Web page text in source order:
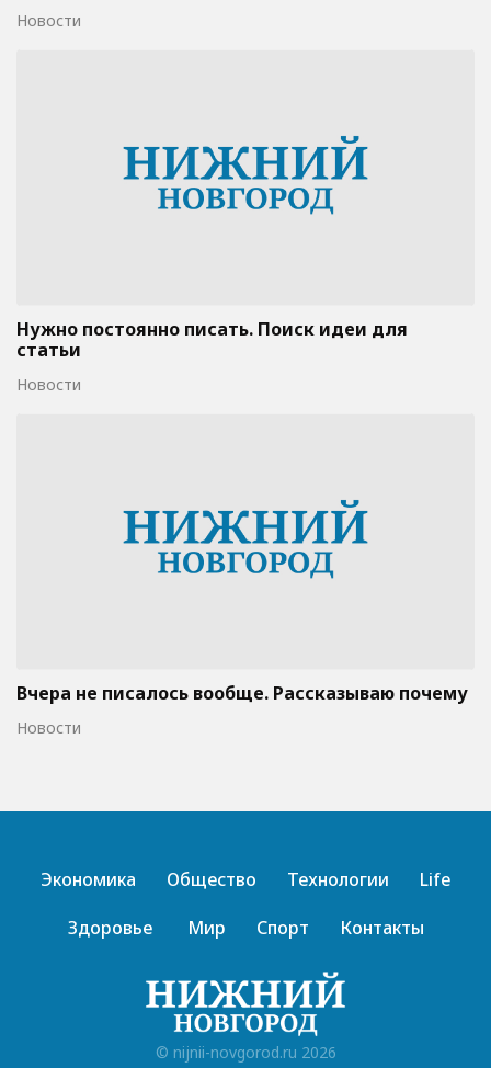
Новости
Нужно постоянно писать. Поиск идеи для
статьи
Новости
Вчера не писалось вообще. Рассказываю почему
Новости
Экономика Общество Технологии
Life
Здоровье
Мир Спорт Контакты
© nijnii-novgorod.ru 2026